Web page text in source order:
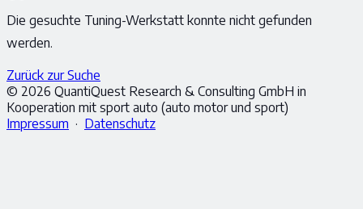
Die gesuchte Tuning-Werkstatt konnte nicht gefunden
werden.
Zurück zur Suche
© 2026 QuantiQuest Research & Consulting GmbH in
Kooperation mit sport auto (auto motor und sport)
Impressum · Datenschutz